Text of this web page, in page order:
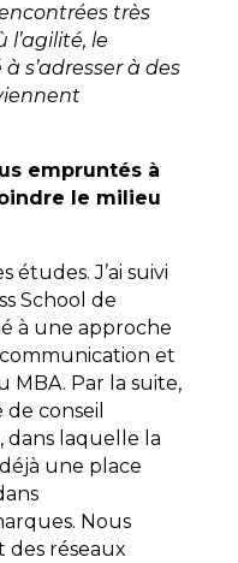
très
l’agilité, le
s’adresser à des
empruntés à
le milieu
études. J’ai suivi
School de
à une approche
et
MBA. Par la suite,
conseil
dans laquelle la
une place
Nous
réseaux